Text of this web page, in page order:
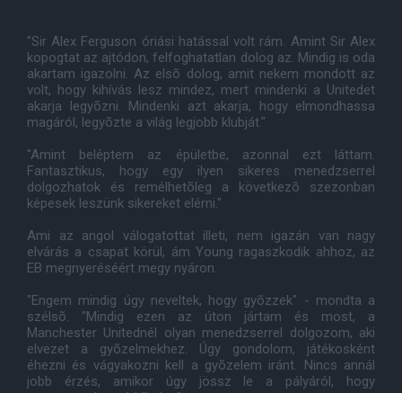
"Sir Alex Ferguson óriási hatással volt rám. Amint Sir Alex
kopogtat az ajtódon, felfoghatatlan dolog az. Mindig is oda
akartam igazolni. Az elsõ dolog, amit nekem mondott az
volt, hogy kihívás lesz mindez, mert mindenki a Unitedet
akarja legyõzni. Mindenki azt akarja, hogy elmondhassa
magáról, legyõzte a világ legjobb klubját."
"Amint beléptem az épületbe, azonnal ezt láttam.
Fantasztikus, hogy egy ilyen sikeres menedzserrel
dolgozhatok és remélhetõleg a következõ szezonban
képesek leszünk sikereket elérni."
Ami az angol válogatottat illeti, nem igazán van nagy
elvárás a csapat körül, ám Young ragaszkodik ahhoz, az
EB megnyeréséért megy nyáron.
"Engem mindig úgy neveltek, hogy gyõzzek" - mondta a
szélsõ. "Mindig ezen az úton jártam és most, a
Manchester Unitednél olyan menedzserrel dolgozom, aki
elvezet a gyõzelmekhez. Úgy gondolom, játékosként
éhezni és vágyakozni kell a gyõzelem iránt. Nincs annál
jobb érzés, amikor úgy jössz le a pályáról, hogy